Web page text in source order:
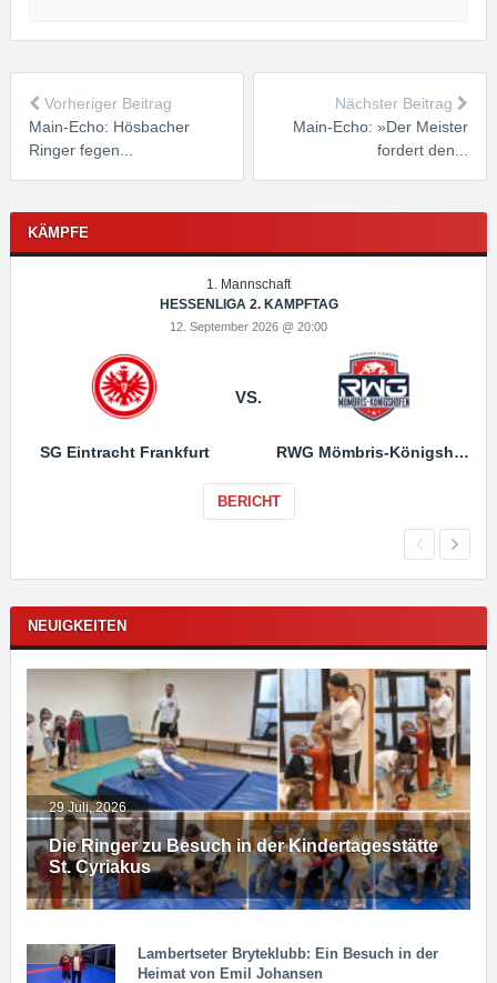
Vorheriger Beitrag
Main-Echo: Hösbacher
Ringer fegen...
Nächster Beitrag
Main-Echo: »Der Meister
fordert den...
KÄMPFE
1. Mannschaft
HESSENLIGA 2. KAMPFTAG
12. September 2026 @ 20:00
SG Eintracht Frankfurt
VS.
RWG Mömbris-Königshofen
BERICHT
NEUIGKEITEN
Die Ringer zu Besuch in der Kindertagesstätte
St. Cyriakus
29 Juli, 2026
Lambertseter Bryteklubb: Ein Besuch in der
Heimat von Emil Johansen